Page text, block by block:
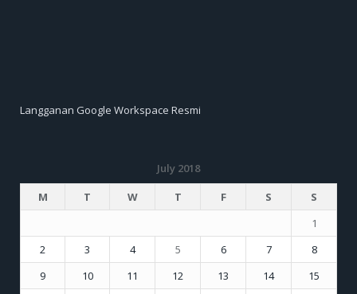
Langganan Google Workspace Resmi
July 2018
M
T W T F S
S
1
2
3 4 5 6 7
8
9
10 11 12 13 14
15